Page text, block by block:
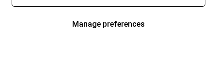
Manage preferences